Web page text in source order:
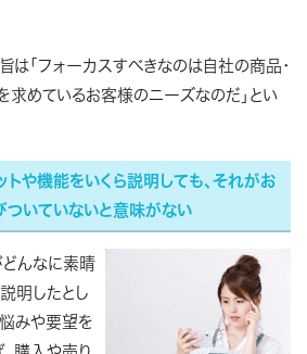
は「フォーカスすべきなのは自社の商品・
求めているお客様のニーズなのだ」とい
トや機能をいくら説明しても、それがお
いていないと意味がない
どんなに素晴
明したとし
みや要望を